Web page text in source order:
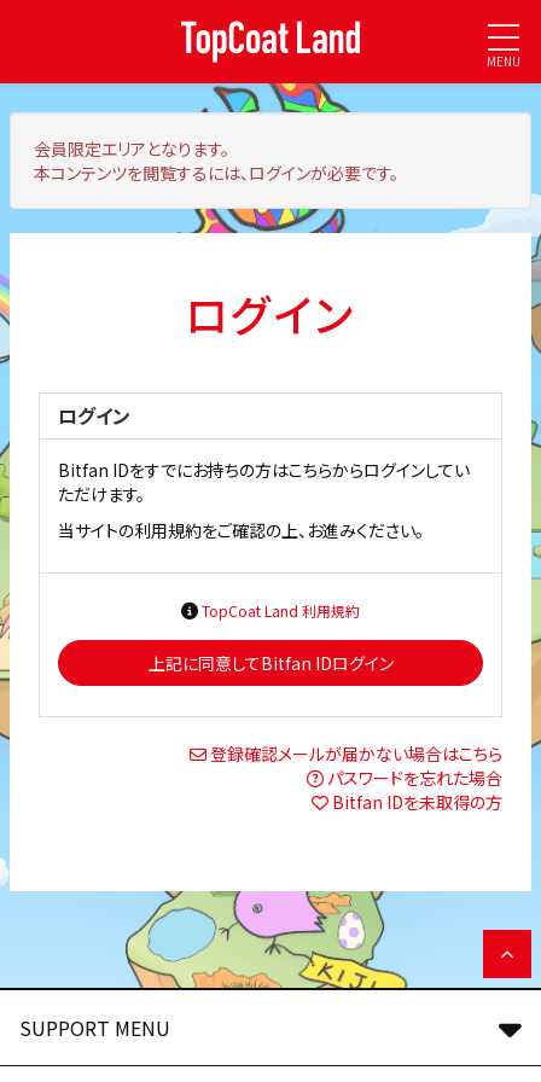
MENU
会員限定エリア となります。
本コンテンツを閲覧するには、ログインが必要です。
ログイン
ログイン
Bitfan IDをすでにお持ちの方はこちらからログインしてい
ただけます。
当サイトの利用規約をご確認の上、お進みください。
TopCoat Land 利用規約
上記に同意してBitfan IDログイン
登録確認メールが届かない場合はこちら
パスワードを忘れた場合
Bitfan IDを未取得の方
SUPPORT MENU